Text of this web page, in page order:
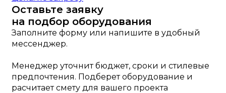
Оставьте заявку
на подбор оборудования
Заполните форму или напишите в удобный
мессенджер.
Менеджер уточнит бюджет, сроки и стилевые
предпочтения. Подберет оборудование и
расчитает смету для вашего проекта